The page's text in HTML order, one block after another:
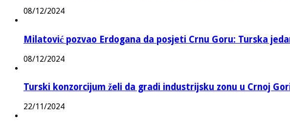
08/12/2024
Milatović pozvao Erdogana da posjeti Crnu Goru: Turska
08/12/2024
Turski konzorcijum želi da gradi industrijsku zonu u Crnoj
22/11/2024